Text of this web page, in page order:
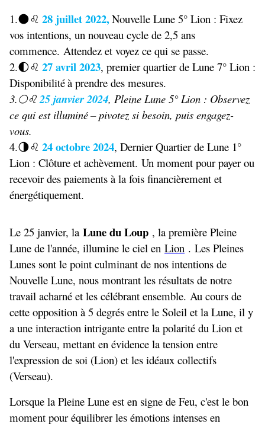
1.🌑♌︎ 28 juillet 2022,Nouvelle Lune 5° Lion : Fixez
vos intentions, un nouveau cycle de 2,5 ans
commence. Attendez et voyez ce qui se passe.
2.🌓♌︎ 27 avril 2023, premier quartier de Lune 7° Lion :
Disponibilitéà prendre des mesures.
3.🌕♌︎ 25 janvier 2024, Pleine Lune 5°Lion : Observez
ce qui est illuminé–pivotez si besoin, puis engagez-
vous.
4.🌗♌︎ 24 octobre 2024, Dernier Quartier de Lune 1°
Lion : Clôture et achèvement. Un moment pour payer ou
recevoir des paiements à la fois financièrement et
énergétiquement.
Le 25 janvier, la Lune du Loup , la première Pleine
Lune de l'année, illumine le ciel en Lion . Les Pleines
Lunes sont le point culminant de nos intentions de
Nouvelle Lune, nous montrant les résultats de notre
travail acharné et les célébrant ensemble. Au cours de
cette opposition à 5 degrés entre le Soleil et la Lune, il y
a une interaction intrigante entre la polarité du Lion et
du Verseau, mettant en évidence la tension entre
l'expression de soi (Lion) et les idéaux collectifs
(Verseau).
Lorsque la Pleine Lune est en signe de Feu, c'est le bon
moment pour équilibrer les émotions intenses en